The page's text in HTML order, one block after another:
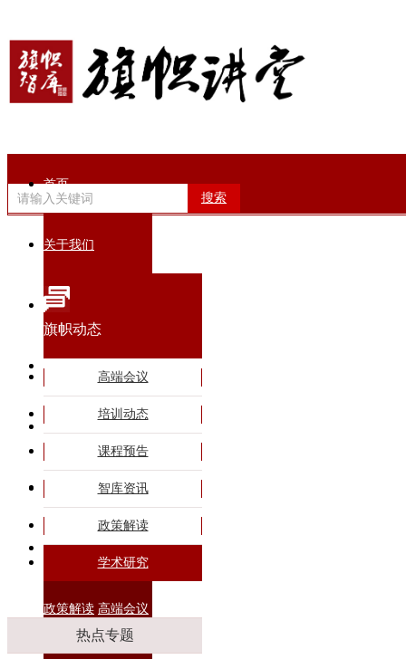
搜索
首页
关于我们
旗帜动态
智库专家
旗帜课程
商务合作
政策解读 高端会议
旗帜动态
高端会议
培训动态
课程预告
智库资讯
政策解读
学术研究
热点专题